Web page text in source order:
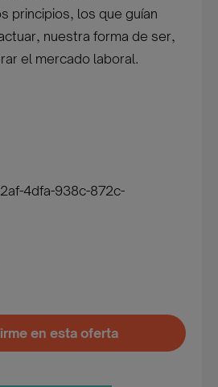
principios, los que guían
nuestra forma de ser,
el mercado laboral.
4dfa-938c-872c-
en esta oferta